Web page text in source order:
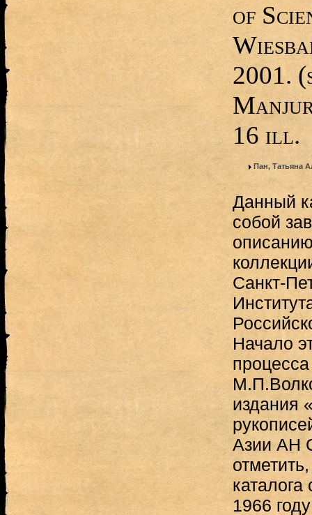
of
2001.
16 ill.
Пан, Татьяна
Данный
собой
Санкт-
Начало
издания
Азии АН
1966